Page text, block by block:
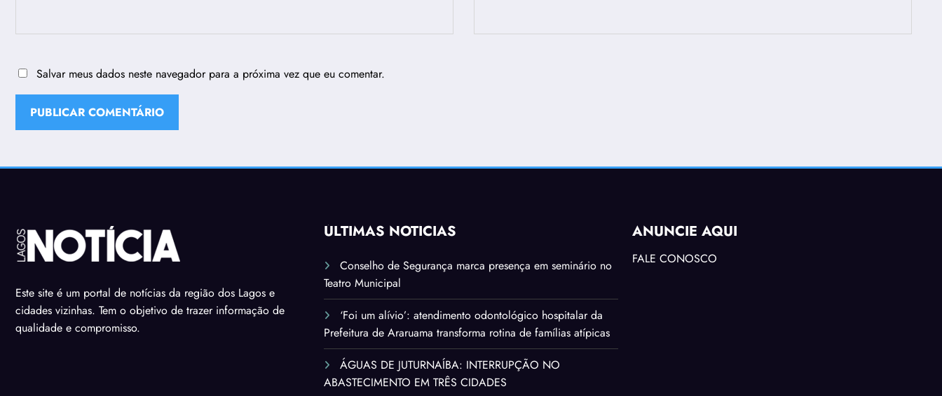
Salvar meus dados neste navegador para a próxima vez que eu comentar.
Este site é um portal de notícias da região dos Lagos e
cidades vizinhas. Tem o objetivo de trazer informação de
qualidade e compromisso.
ÚLTIMAS NOTÍCIAS
Conselho de Segurança marca presença em seminário no
Teatro Municipal
‘Foi um alívio’: atendimento odontológico hospitalar da
Prefeitura de Araruama transforma rotina de famílias atípicas
ÁGUAS DE JUTURNAÍBA: INTERRUPÇÃO NO
ABASTECIMENTO EM TRÊS CIDADES
ANUNCIE AQUI
FALE CONOSCO